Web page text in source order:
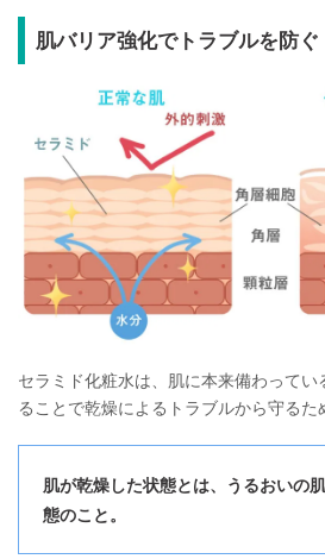
肌バリア強化でトラブルを防ぐ
セラミド化粧水は、肌に本来備わってい
ることで乾燥によるトラブルから守るた
肌が乾燥した状態とは、うるおいの
態のこと。